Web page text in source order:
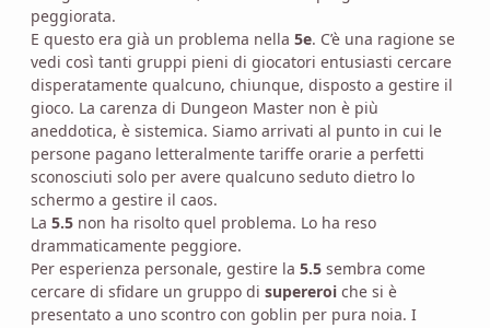
peggiorata.
E questo era già un problema nella 5e. C’è una ragione se
vedi così tanti gruppi pieni di giocatori entusiasti cercare
disperatamente qualcuno, chiunque, disposto a gestire il
gioco. La carenza di Dungeon Master non è più
aneddotica, è sistemica. Siamo arrivati al punto in cui le
persone pagano letteralmente tariffe orarie a perfetti
sconosciuti solo per avere qualcuno seduto dietro lo
schermo a gestire il caos.
La 5.5 non ha risolto quel problema. Lo ha reso
drammaticamente peggiore.
Per esperienza personale, gestire la 5.5 sembra come
cercare di sfidare un gruppo di supereroi che si è
presentato a uno scontro con goblin per pura noia. I